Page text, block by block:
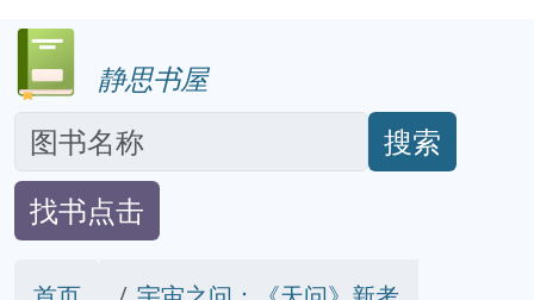
静思书屋
搜索
找书点击